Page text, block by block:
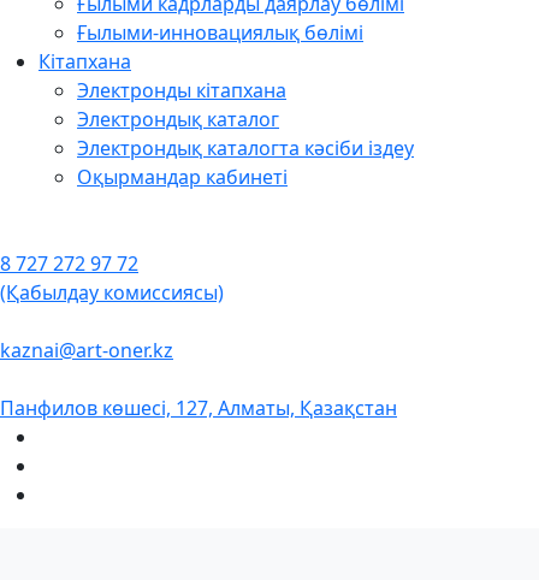
Ғылыми-инновациялық бөлімі
Кітапхана
Электронды кітапхана
Электрондық каталог
Электрондық каталогта кәсіби іздеу
Оқырмандар кабинеті
8 727 272 97 72
(Қабылдау комиссиясы)
kaznai@art-oner.kz
Панфилов көшесі, 127, Алматы, Қазақстан